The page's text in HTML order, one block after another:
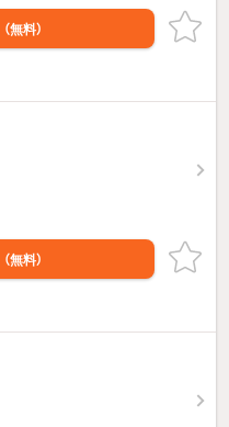
（無料）
（無料）